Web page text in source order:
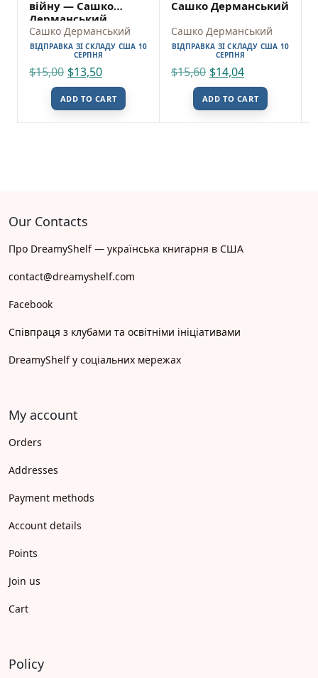
війну — Сашко
Дерманський
Сашко Дерманський
ВІДПРАВКА ЗІ СКЛАДУ США 10
СЕРПНЯ
$15,00 $13,50
ADD TO CART
Сашко Дерманський
Сашко Дерманський
ВІДПРАВКА ЗІ СКЛАДУ США 10
СЕРПНЯ
$15,60 $14,04
ADD TO CART
Our Contacts
Про DreamyShelf — українська книгарня в США
contact@dreamyshelf.com
Facebook
Співпраця з клубами та освітніми ініціативами
DreamyShelf у соціальних мережах
My account
Orders
Addresses
Payment methods
Account details
Points
Join us
Cart
Policy